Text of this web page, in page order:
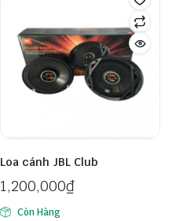
Loa cánh JBL Club
1,200,000₫
Còn Hàng